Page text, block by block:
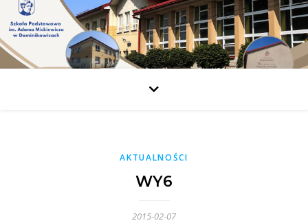
AKTUALNOŚCI
WY6
2015-02-07